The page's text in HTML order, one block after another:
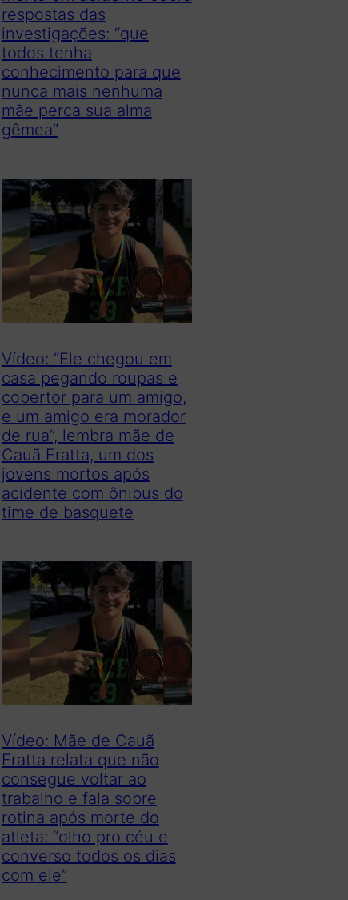
respostas das
investigações: “que
todos tenha
conhecimento para que
nunca mais nenhuma
mãe perca sua alma
gêmea”
Vídeo: “Ele chegou em
casa pegando roupas e
cobertor para um amigo,
e um amigo era morador
de rua”, lembra mãe de
Cauã Fratta, um dos
jovens mortos após
acidente com ônibus do
time de basquete
Vídeo: Mãe de Cauã
Fratta relata que não
consegue voltar ao
trabalho e fala sobre
rotina após morte do
atleta: “olho pro céu e
converso todos os dias
com ele”